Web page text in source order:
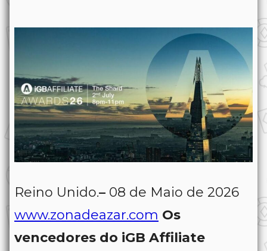
Reino Unido.– 08 de Maio de 2026
www.zonadeazar.com Os
vencedores do iGB Affiliate